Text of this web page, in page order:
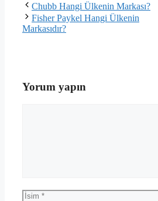
Chubb Hangi Ülkenin Markası?
Fisher Paykel Hangi Ülkenin
Markasıdır?
Yorum yapın
İsim